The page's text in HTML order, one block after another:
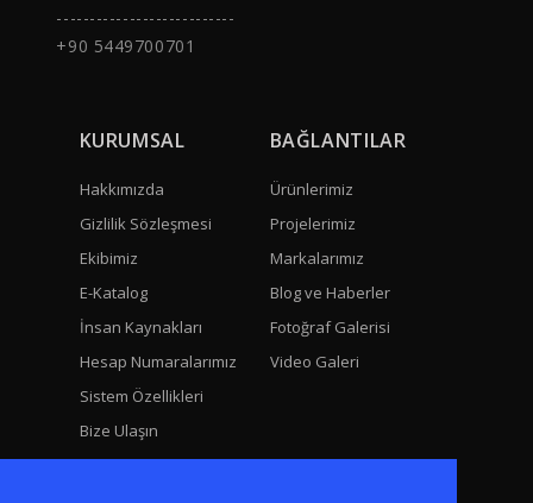
---------------------------
+90 5449700701
KURUMSAL
Hakkımızda
Gizlilik Sözleşmesi
Ekibimiz
E-Katalog
İnsan Kaynakları
Hesap Numaralarımız
Sistem Özellikleri
Bize Ulaşın
BAĞLANTILAR
Ürünlerimiz
Projelerimiz
Markalarımız
Blog ve Haberler
Fotoğraf Galerisi
Video Galeri